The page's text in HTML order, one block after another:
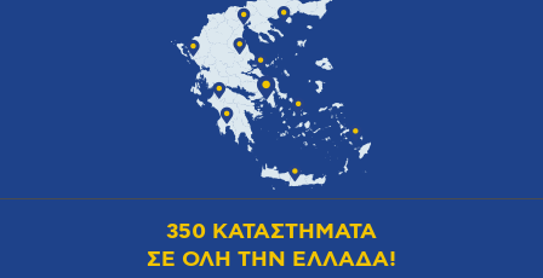
350 ΚΑΤΑΣΤΗΜΑΤΑ
ΣΕ ΟΛΗ ΤΗΝ ΕΛΛΑΔΑ!